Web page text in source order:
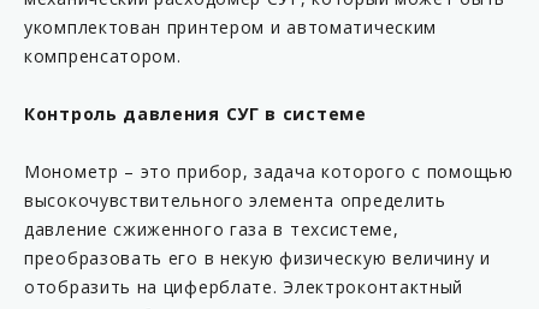
укомплектован принтером и автоматическим
компренсатором.
Контроль давления СУГ в системе
Монометр – это прибор, задача которого с помощью
высокочувствительного элемента определить
давление сжиженного газа в техсистеме,
преобразовать его в некую физическую величину и
отобразить на циферблате. Электроконтактный